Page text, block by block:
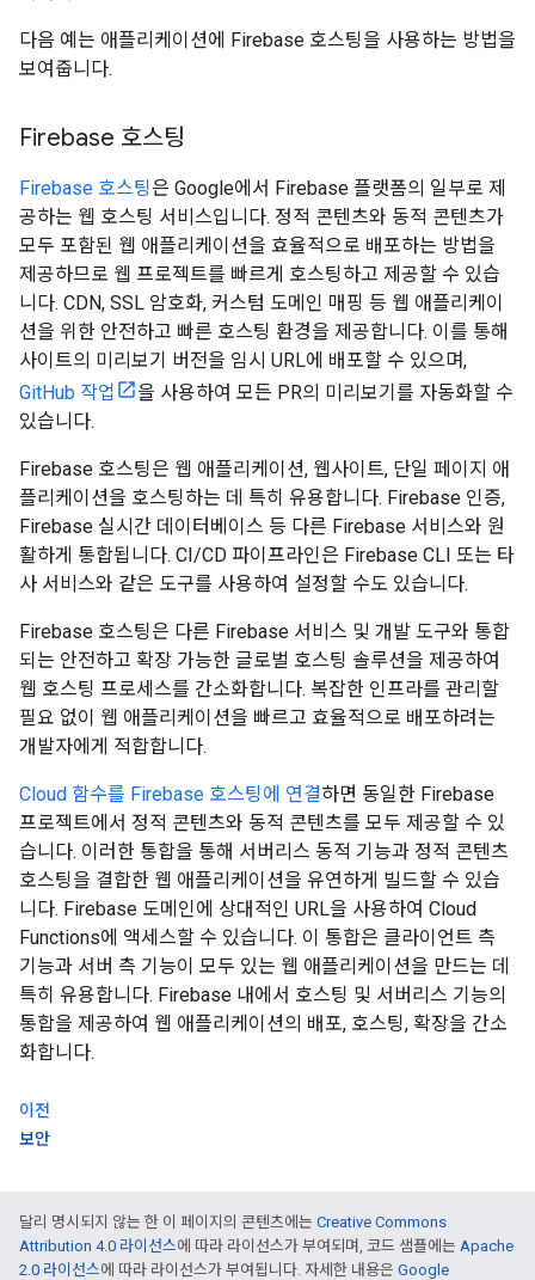
다음 예는 애플리케이션에 Firebase 호스팅을 사용하는 방법을
보여줍니다.
Firebase 호스팅
Firebase 호스팅은 Google에서 Firebase 플랫폼의 일부로 제
공하는 웹 호스팅 서비스입니다. 정적 콘텐츠와 동적 콘텐츠가
모두 포함된 웹 애플리케이션을 효율적으로 배포하는 방법을
제공하므로 웹 프로젝트를 빠르게 호스팅하고 제공할 수 있습
니다. CDN, SSL 암호화, 커스텀 도메인 매핑 등 웹 애플리케이
션을 위한 안전하고 빠른 호스팅 환경을 제공합니다. 이를 통해
사이트의 미리보기 버전을 임시 URL에 배포할 수 있으며,
GitHub 작업
을 사용하여 모든 PR의 미리보기를 자동화할 수
있습니다.
Firebase 호스팅은 웹 애플리케이션, 웹사이트, 단일 페이지 애
플리케이션을 호스팅하는 데 특히 유용합니다. Firebase 인증,
Firebase 실시간 데이터베이스 등 다른 Firebase 서비스와 원
활하게 통합됩니다. CI/CD 파이프라인은 Firebase CLI 또는 타
사 서비스와 같은 도구를 사용하여 설정할 수도 있습니다.
Firebase 호스팅은 다른 Firebase 서비스 및 개발 도구와 통합
되는 안전하고 확장 가능한 글로벌 호스팅 솔루션을 제공하여
웹 호스팅 프로세스를 간소화합니다. 복잡한 인프라를 관리할
필요 없이 웹 애플리케이션을 빠르고 효율적으로 배포하려는
개발자에게 적합합니다.
Cloud 함수를 Firebase 호스팅에 연결하면 동일한 Firebase
프로젝트에서 정적 콘텐츠와 동적 콘텐츠를 모두 제공할 수 있
습니다. 이러한 통합을 통해 서버리스 동적 기능과 정적 콘텐츠
호스팅을 결합한 웹 애플리케이션을 유연하게 빌드할 수 있습
니다. Firebase 도메인에 상대적인 URL을 사용하여 Cloud
Functions에 액세스할 수 있습니다. 이 통합은 클라이언트 측
기능과 서버 측 기능이 모두 있는 웹 애플리케이션을 만드는 데
특히 유용합니다. Firebase 내에서 호스팅 및 서버리스 기능의
통합을 제공하여 웹 애플리케이션의 배포, 호스팅, 확장을 간소
화합니다.
이전
보안
달리 명시되지 않는 한 이 페이지의 콘텐츠에는 Creative Commons
Attribution 4.0 라이선스에 따라 라이선스가 부여되며, 코드 샘플에는 Apache
2.0 라이선스에 따라 라이선스가 부여됩니다. 자세한 내용은 Google